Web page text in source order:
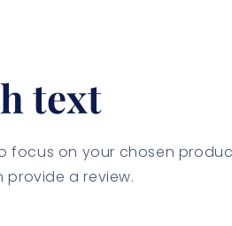
text
focus on your chosen
provide a review.